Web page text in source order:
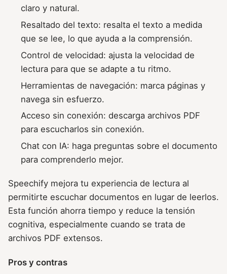
claro y natural.
Resaltado del texto: resalta el texto a medida
que se lee, lo que ayuda a la comprensión.
Control de velocidad: ajusta la velocidad de
lectura para que se adapte a tu ritmo.
Herramientas de navegación: marca páginas y
navega sin esfuerzo.
Acceso sin conexión: descarga archivos PDF
para escucharlos sin conexión.
Chat con IA: haga preguntas sobre el documento
para comprenderlo mejor.
Speechify mejora tu experiencia de lectura al
permitirte escuchar documentos en lugar de leerlos.
Esta función ahorra tiempo y reduce la tensión
cognitiva, especialmente cuando se trata de
archivos PDF extensos.
Pros y contras